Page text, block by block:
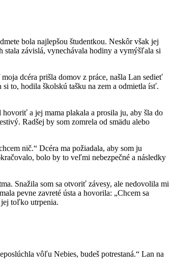
bola najlepšou študentkou. Neskôr však jej
stala závislá, vynechávala hodiny a vymýšľala si
dcéra prišla domov z práce, našla Lan sedieť
to, hodila školskú tašku na zem a odmietla ísť.
a jej mama plakala a prosila ju, aby šla do
Radšej by som zomrela od smädu alebo
nič.“ Dcéra ma požiadala, aby som ju
bolo by to veľmi nebezpečné a následky
Snažila som sa otvoriť závesy, ale nedovolila mi
pevne zavreté ústa a hovorila: „Chcem sa
toľko utrpenia.
vôľu Nebies, budeš potrestaná.“ Lan na